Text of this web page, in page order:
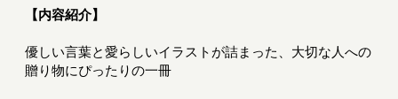
【内容紹介】
優しい言葉と愛らしいイラストが詰まった、大切な人への
贈り物にぴったりの一冊